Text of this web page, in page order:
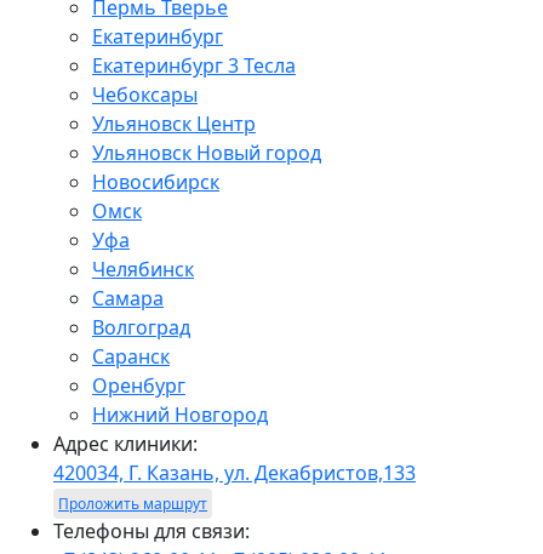
Пермь Тверье
Екатеринбург
Екатеринбург 3 Тесла
Чебоксары
Ульяновск Центр
Ульяновск Новый город
Новосибирск
Омск
Уфа
Челябинск
Самара
Волгоград
Саранск
Оренбург
Нижний Новгород
Адрес клиники:
420034, Г. Казань, ул. Декабристов,133
Проложить маршрут
Телефоны для связи: